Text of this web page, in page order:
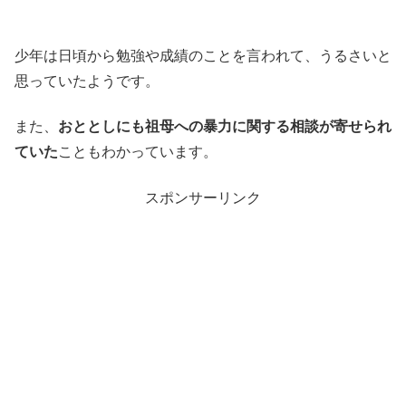
少年は日頃から勉強や成績のことを言われて、うるさいと
思っていたようです。
また、 おととしにも祖母への暴力に関する相談が寄せられ
ていたこともわかっています。
スポンサーリンク